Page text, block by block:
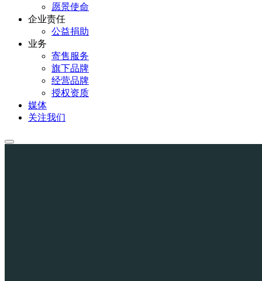
愿景使命
企业责任
公益捐助
业务
寄售服务
旗下品牌
经营品牌
授权资质
媒体
关注我们